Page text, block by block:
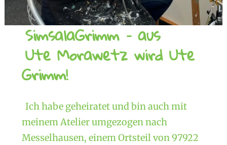
SimsalaGrimm – aus
Ute Morawetz wird Ute
Grimm!
Ich habe geheiratet und bin auch mit
meinem Atelier umgezogen nach
Messelhausen, einem Ortsteil von 97922